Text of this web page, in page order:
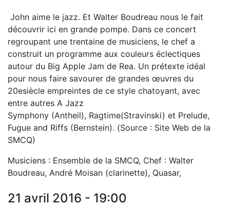
John aime le jazz. Et Walter Boudreau nous le fait
découvrir ici en grande pompe. Dans ce concert
regroupant une trentaine de musiciens, le chef a
construit un programme aux couleurs éclectiques
autour du Big Apple Jam de Rea. Un prétexte idéal
pour nous faire savourer de grandes œuvres du
20esiècle empreintes de ce style chatoyant, avec
entre autres A Jazz
Symphony (Antheil), Ragtime(Stravinski) et Prelude,
Fugue and Riffs (Bernstein). (Source : Site Web de la
SMCQ)
Musiciens : Ensemble de la SMCQ, Chef : Walter
Boudreau, André Moisan (clarinette), Quasar,
21 avril 2016 - 19:00